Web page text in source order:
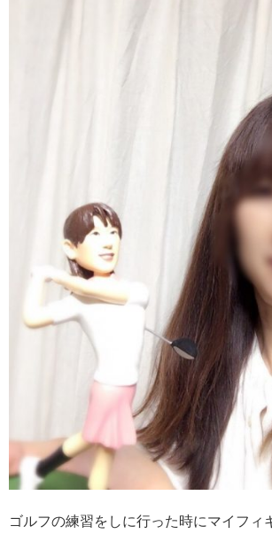
ゴルフの練習をしに行った時にマイフィ